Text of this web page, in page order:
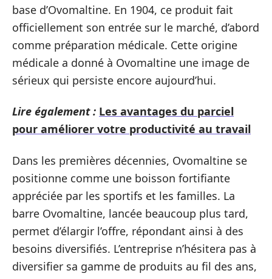
base d’Ovomaltine. En 1904, ce produit fait
officiellement son entrée sur le marché, d’abord
comme préparation médicale. Cette origine
médicale a donné à Ovomaltine une image de
sérieux qui persiste encore aujourd’hui.
Lire également : Les avantages du parciel
pour améliorer votre productivité au travail
Dans les premières décennies, Ovomaltine se
positionne comme une boisson fortifiante
appréciée par les sportifs et les familles. La
barre Ovomaltine, lancée beaucoup plus tard,
permet d’élargir l’offre, répondant ainsi à des
besoins diversifiés. L’entreprise n’hésitera pas à
diversifier sa gamme de produits au fil des ans,